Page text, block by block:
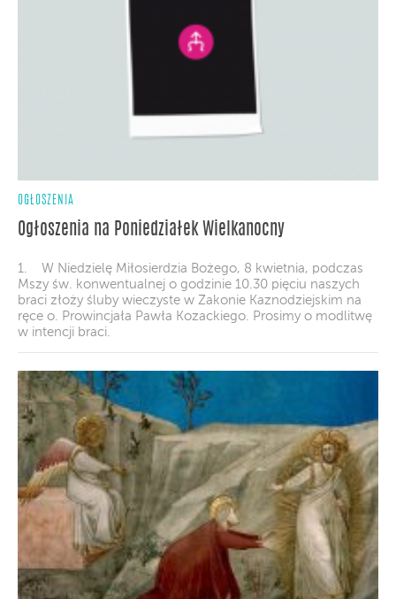
OGŁOSZENIA
Ogłoszenia na Poniedziałek Wielkanocny
1. W Niedzielę Miłosierdzia Bożego, 8 kwietnia, podczas
Mszy św. konwentualnej o godzinie 10.30 pięciu naszych
braci złoży śluby wieczyste w Zakonie Kaznodziejskim na
ręce o. Prowincjała Pawła Kozackiego. Prosimy o modlitwę
w intencji braci.